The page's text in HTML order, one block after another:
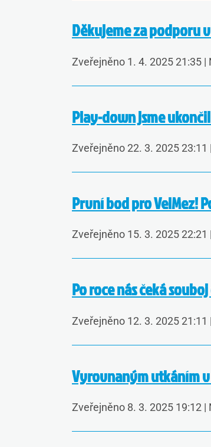
Děkujeme za podporu
Zveřejněno 1. 4. 2025 21:35 |
Play-down jsme
Zveřejněno 22. 3. 2025 23:11 |
První bod pro VelMez!
Zveřejněno 15. 3. 2025 22:21 |
Po roce nás čeká
Zveřejněno 12. 3. 2025 21:11 |
Vyrovnaným utkáním
Zveřejněno 8. 3. 2025 19:12 |